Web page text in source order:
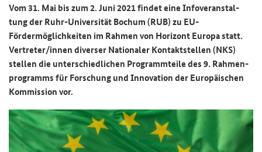
Vom 31. Mai bis zum 2. Juni 2021 fin­det eine In­fo­ver­an­stal­
tung der Ruhr-​Universität Bo­chum (RUB) zu EU-​
Fördermöglichkeiten im Rah­men von Ho­ri­zont Eu­ro­pa statt.
Ver­tre­ter/innen di­ver­ser Na­tio­na­ler Kon­takt­stel­len (NKS)
stel­len die un­ter­schied­li­chen Pro­gramm­tei­le des 9. Rah­men­
pro­gramms für For­schung und In­no­va­ti­on der Eu­ro­päi­schen
Kom­mis­si­on vor.